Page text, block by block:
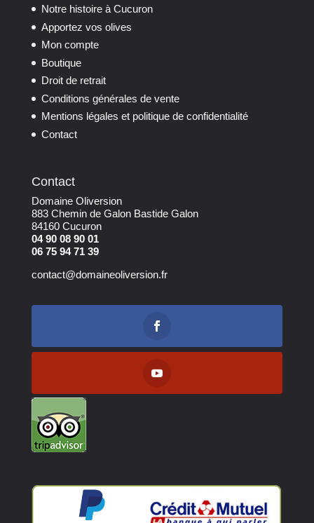
Notre histoire à Cucuron
Apportez vos olives
Mon compte
Boutique
Droit de retrait
Conditions générales de vente
Mentions légales et politique de confidentialité
Contact
Contact
Domaine Oliversion
883 Chemin de Galon Bastide Galon
84160 Cucuron
04 90 08 90 01
06 75 94 71 39
contact@domaineoliversion.fr